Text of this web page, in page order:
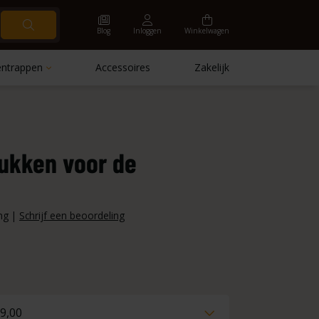
Blog Inloggen Winkelwagen
Accessoires Zakelijk
voor de
| Schrijf een beoordeling